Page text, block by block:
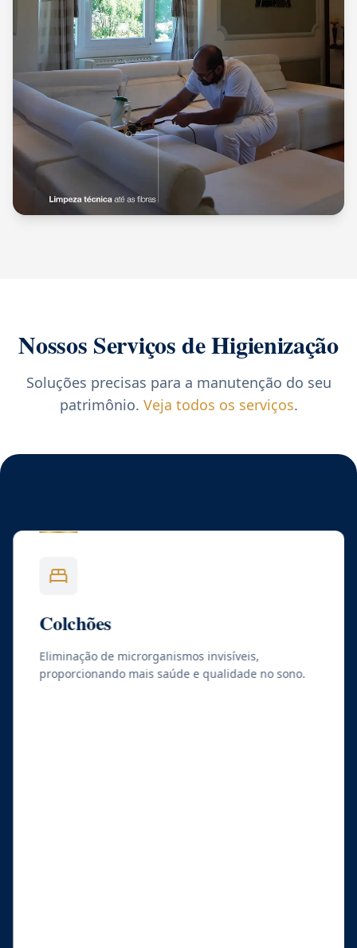
Nossos Serviços de Higienização
Soluções precisas para a manutenção do seu
patrimônio. Veja todos os serviços.